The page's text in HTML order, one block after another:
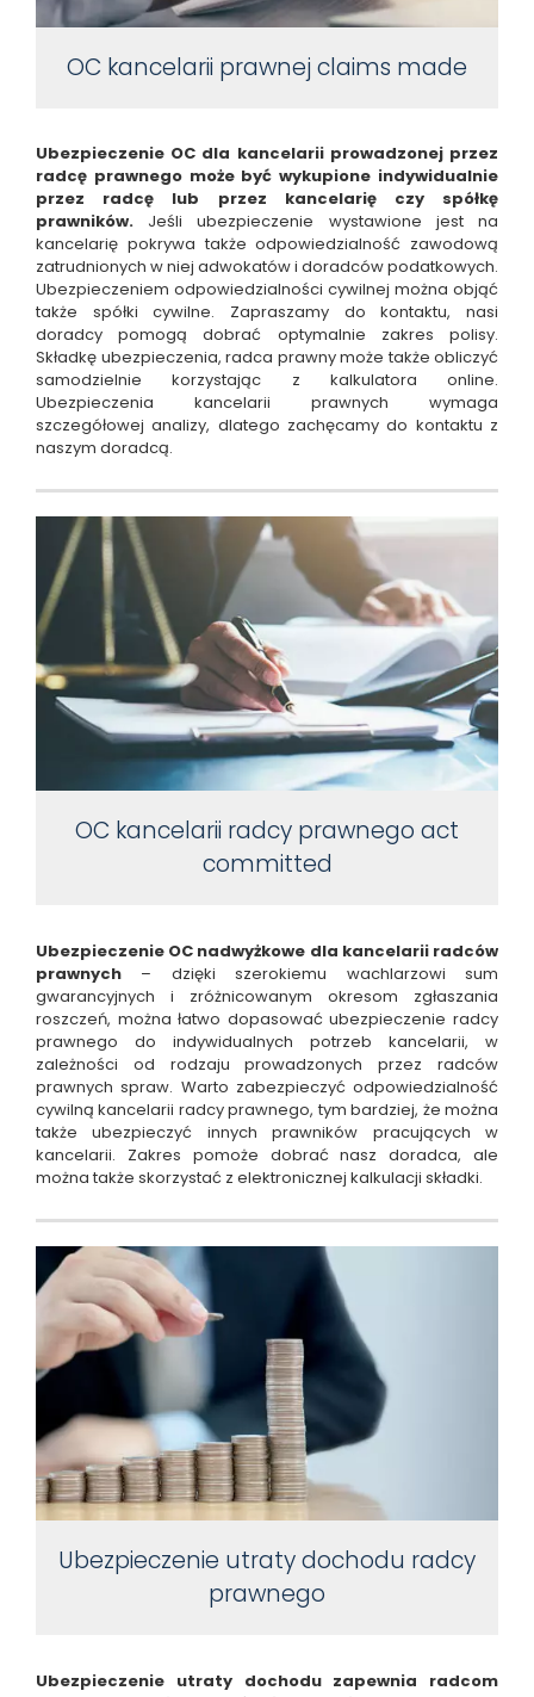
OC kancelarii prawnej claims made
Ubezpieczenie OC dla kancelarii prowadzonej przez
radcę prawnego może być wykupione indywidualnie
przez radcę lub przez kancelarię czy spółkę
prawników. Jeśli ubezpieczenie wystawione jest na
kancelarię pokrywa także odpowiedzialność zawodową
zatrudnionych w niej adwokatów i doradców podatkowych.
Ubezpieczeniem odpowiedzialności cywilnej można objąć
także spółki cywilne. Zapraszamy do kontaktu, nasi
doradcy pomogą dobrać optymalnie zakres polisy.
Składkę ubezpieczenia, radca prawny może także obliczyć
samodzielnie korzystając z kalkulatora online.
Ubezpieczenia kancelarii prawnych wymaga
szczegółowej analizy, dlatego zachęcamy do kontaktu z
naszym doradcą.
OC kancelarii radcy prawnego act
committed
Ubezpieczenie OC nadwyżkowe dla kancelarii radców
prawnych – dzięki szerokiemu wachlarzowi sum
gwarancyjnych i zróżnicowanym okresom zgłaszania
roszczeń, można łatwo dopasować ubezpieczenie radcy
prawnego do indywidualnych potrzeb kancelarii, w
zależności od rodzaju prowadzonych przez radców
prawnych spraw. Warto zabezpieczyć odpowiedzialność
cywilną kancelarii radcy prawnego, tym bardziej, że można
także ubezpieczyć innych prawników pracujących w
kancelarii. Zakres pomoże dobrać nasz doradca, ale
można także skorzystać z elektronicznej kalkulacji składki.
Ubezpieczenie utraty dochodu radcy
prawnego
Ubezpieczenie utraty dochodu zapewnia radcom